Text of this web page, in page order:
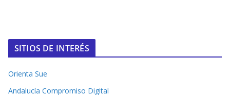
SITIOS DE INTERÉS
Orienta Sue
Andalucía Compromiso Digital